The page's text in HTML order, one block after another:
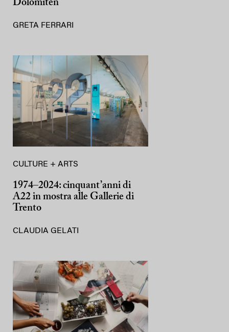
Dolomiten
GRETA FERRARI
CULTURE + ARTS
1974–2024: cinquant’anni di
A22 in mostra alle Gallerie di
Trento
CLAUDIA GELATI